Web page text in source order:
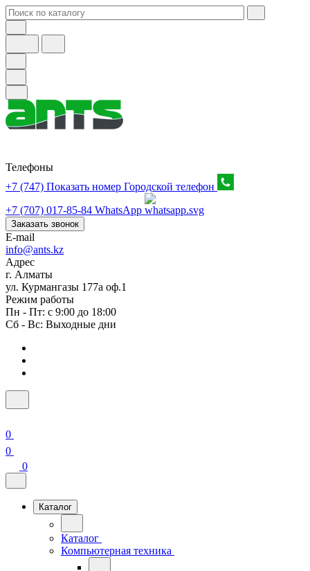
Телефоны
+7 (747) Показать номер Городской телефон
+7 (707) 017-85-84 WhatsApp
Заказать звонок
E-mail
info@ants.kz
Адрес
г. Алматы
ул. Курмангазы 177а оф.1
Режим работы
Пн - Пт: с 9:00 до 18:00
Сб - Вс: Выходные дни
0
0
0
Каталог
Каталог
Компьютерная техника